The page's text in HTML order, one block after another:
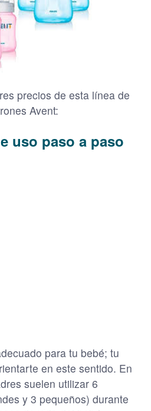
precios de esta línea de
Avent:
uso paso a paso
para tu bebé; tu
en este sentido. En
suelen utilizar 6
y 3 pequeños) durante